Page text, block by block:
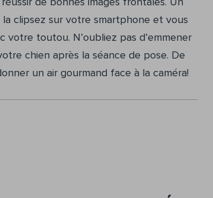
clipsez sur votre smartphone et vous
toutou. N’oubliez pas d’emmener
chien après la séance de pose. De
un air gourmand face à la caméra!